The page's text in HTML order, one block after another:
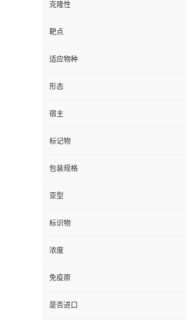
克隆性
靶点
适应物种
形态
宿主
标记物
包装规格
亚型
标识物
浓度
免疫原
是否进口